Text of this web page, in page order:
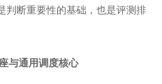
判断重要性的基础，也是评测排
与通用调度核心